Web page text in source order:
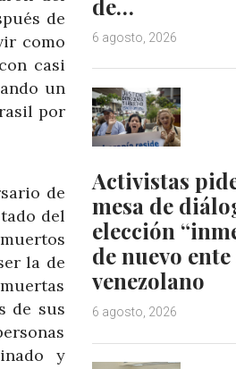
de
como
casi
un
por
de
del
la de
de sus
y
de…
6 agosto, 2026
Activistas
mesa de
elección
de nuevo
venezolano
6 agosto, 2026